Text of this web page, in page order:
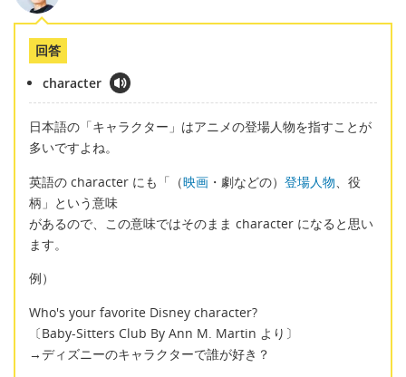
回答
character
日本語の「キャラクター」はアニメの登場人物を指すことが
多いですよね。
英語の character にも「（映画 ・劇などの） 登場人物、役
柄」という意味
があるので、この意味ではそのまま character になると思い
ます。
例）
Who's your favorite Disney character?
〔Baby-Sitters Club By Ann M. Martin より〕
→ディズニーのキャラクターで誰が好き？